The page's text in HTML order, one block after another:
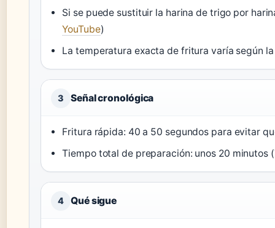
Si se puede sustituir la harina de trigo por
YouTube)
La temperatura exacta de fritura varía según la
3 Señal cronológica
Fritura rápida: 40 a 50 segundos para evitar
Tiempo total de preparación: unos 20 minutos
4 Qué sigue